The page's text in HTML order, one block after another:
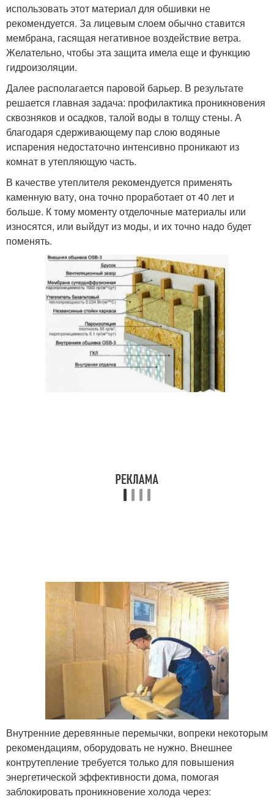
использовать этот материал для обшивки не
рекомендуется. За лицевым слоем обычно ставится
мембрана, гасящая негативное воздействие ветра.
Желательно, чтобы эта защита имела еще и функцию
гидроизоляции.
Далее располагается паровой барьер. В результате
решается главная задача: профилактика проникновения
сквозняков и осадков, талой воды в толщу стены. А
благодаря сдерживающему пар слою водяные
испарения недостаточно интенсивно проникают из
комнат в утепляющую часть.
В качестве утеплителя рекомендуется применять
каменную вату, она точно проработает от 40 лет и
больше. К тому моменту отделочные материалы или
износятся, или выйдут из моды, и их точно надо будет
поменять.
Внутренние деревянные перемычки, вопреки некоторым
рекомендациям, оборудовать не нужно. Внешнее
контрутепление требуется только для повышения
энергетической эффективности дома, помогая
заблокировать проникновение холода через: